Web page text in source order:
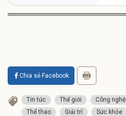
Chia sẻ Facebook
Tin tức Thế giới Công nghệ
Thể thao
Giải trí Sức khỏe